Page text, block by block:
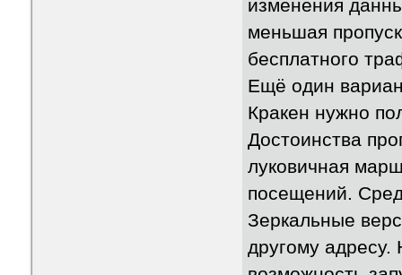
изменения
меньшая
бесплатного
Ещё один
Кракен нужно
Достоинства
луковичная
посещений.
Зеркальные
другому адресу.